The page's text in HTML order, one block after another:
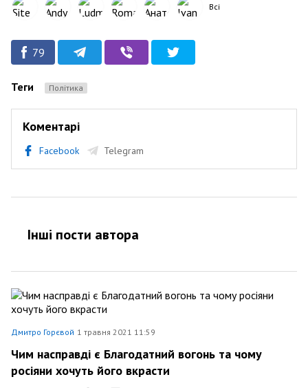
Всі
79
Теги Політика
Коментарі
Facebook Telegram
Інші пости автора
Дмитро Горєвой 1 травня 2021 11:59
Чим насправді є Благодатний вогонь та чому
росіяни хочуть його вкрасти